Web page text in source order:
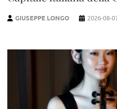
GIUSEPPE LONGO 2026-08-